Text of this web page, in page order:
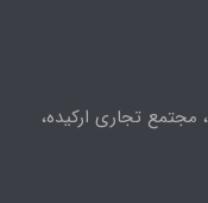
مجتمع تجاری ارکیده،